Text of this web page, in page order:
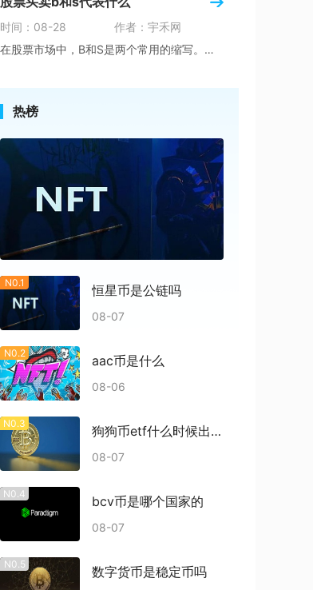
时间：08-28
作者：宇禾网
在股票市场中，B和S是两个常用的缩写。它们代
热榜
N0.1 恒星币是公链吗
08-07
N0.2 aac币是什么
08-06
N0.3 狗狗币etf什么时候出结果
08-07
N0.4 bcv币是哪个国家的
08-07
N0.5 数字货币是稳定币吗